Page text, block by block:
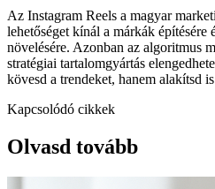
Az Instagram Reels a magyar
lehetőséget kínál a márkák építésére
növelésére. Azonban az algoritmus
stratégiai tartalomgyártás
kövesd a trendeket, hanem alakítsd
Kapcsolódó cikkek
Olvasd tovább